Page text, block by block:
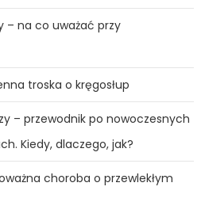
– na co uważać przy
troska o kręgosłup
– przewodnik po nowoczesnych
Kiedy, dlaczego, jak?
choroba o przewlekłym